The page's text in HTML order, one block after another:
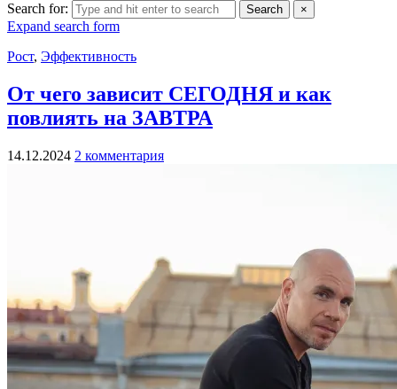
Search for: Search ×
Expand search form
Рост, Эффективность
От чего зависит СЕГОДНЯ и как
повлиять на ЗАВТРА
14.12.2024 2 комментария